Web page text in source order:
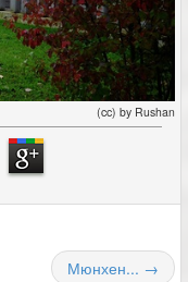
(cc) by Rushan
Мюнхен... →